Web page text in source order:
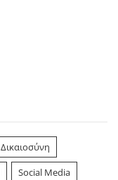
Δικαιοσύνη
Social Media